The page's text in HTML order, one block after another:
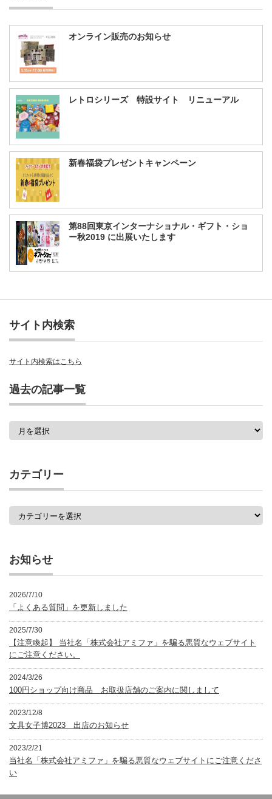
オンライン販売のお知らせ
レトロシリーズ 特設サイト リニューアル
新春福袋プレゼントキャンペーン
第88回東京インターナショナル・ギフト・ショ
ー秋2019 に出展いたします
サイト内検索
サイト内検索はこちら
過去の記事一覧
一
覧
カテゴリー
お知らせ
2026/7/10
「よくある質問」を更新しました
2025/7/30
【注意喚起】 当社名「株式会社アミファ」を騙る悪質なウェブサイト
にご注意ください。
2024/3/26
100円ショップ向け商品 お取扱店舗のご案内に関しまして
2023/12/8
文具女子博2023 出店のお知らせ
2023/2/21
当社名「株式会社アミファ」を騙る悪質なウェブサイトにご注意くださ
い